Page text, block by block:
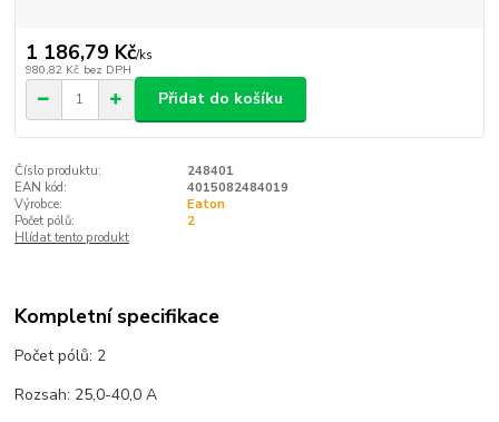
1 186,79 Kč/ks
980,82 Kč bez DPH
Přidat do košíku
Číslo produktu:
248401
EAN kód:
4015082484019
Výrobce:
Eaton
Počet pólů:
2
Hlídat tento produkt
Kompletní specifikace
Počet pólů: 2
Rozsah: 25,0-40,0 A